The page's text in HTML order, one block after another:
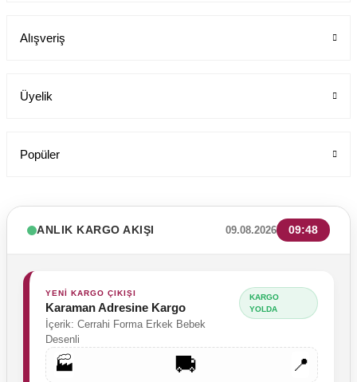
Labor Medikal Tekstil
890,00 TL
Alışveriş
Üyelik
Popüler
ANLIK KARGO AKIŞI 09.08.2026 09:48
YENİ KARGO ÇIKIŞI
Karaman Adresine Kargo
İçerik: Cerrahi Forma Erkek Bebek
Desenli
KARGO
YOLDA
🏭 🚚 📍